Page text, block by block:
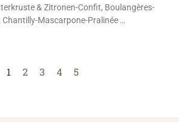
& Zitronen-Confit, Boulangères-
Chantilly-Mascarpone-Pralinée …
1 2 3 4 5